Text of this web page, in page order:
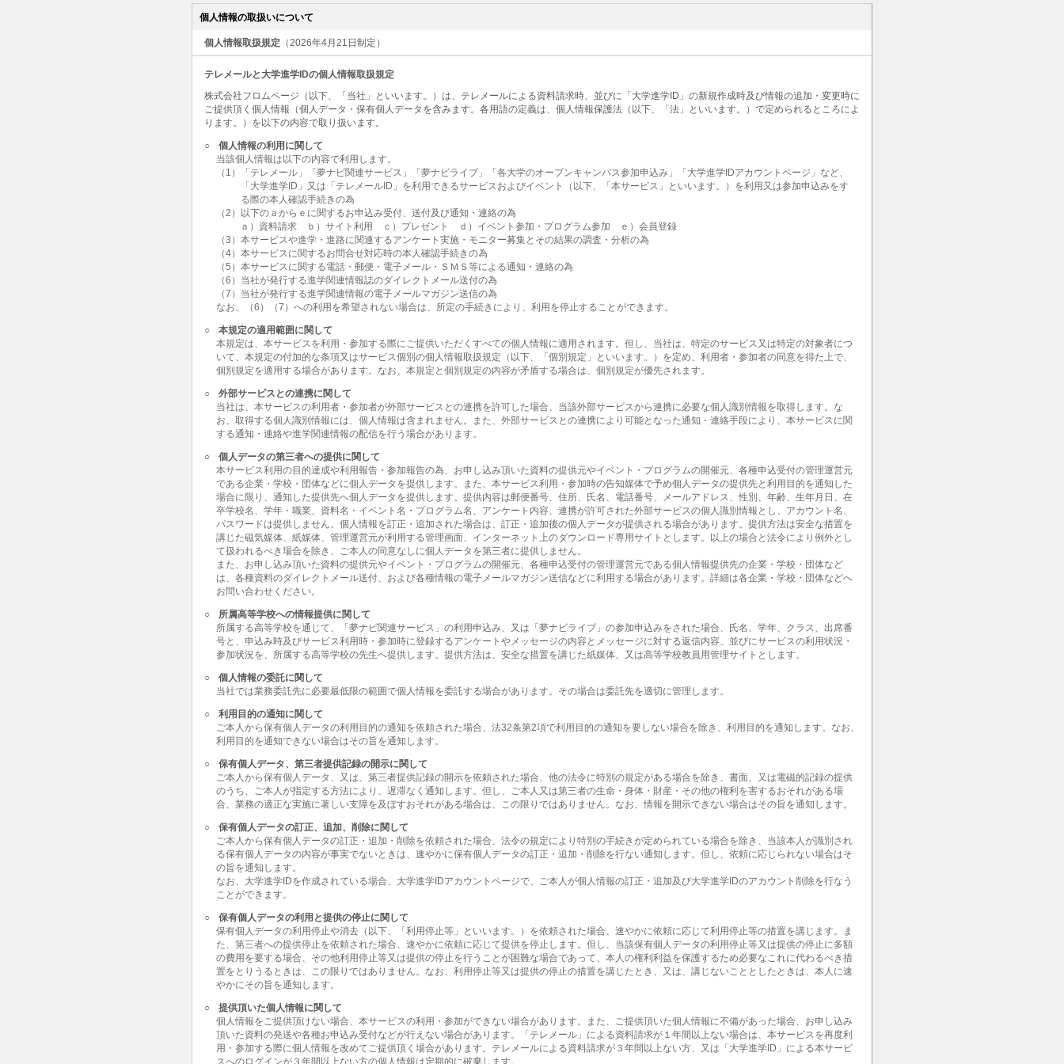
個人情報の取扱いについて
個人情報取扱規定 （2026年4月21日制定）
テレメールと大学進学IDの個人情報取扱規定
株式会社フロムページ（以下、「当社」といいます。）は、テレメールによる資料請求時、並びに「大学進学ID」の新規作成時及び情報の追加・変更時に
ご提供頂く個人情報（個人データ・保有個人データを含みます。各用語の定義は、個人情報保護法（以下、「法」といいます。）で定められるところによ
ります。）を以下の内容で取り扱います。
○
個人情報の利用に関して
当該個人情報は以下の内容で利用します。
（1）「テレメール」「夢ナビ関連サービス」「夢ナビライブ」「各大学のオープンキャンパス参加申込み」「大学進学IDアカウントページ」など、
「大学進学ID」又は「テレメールID」を利用できるサービスおよびイベント（以下、「本サービス」といいます。）を利用又は参加申込みをす
る際の本人確認手続きの為
（2）以下のａからｅに関するお申込み受付、送付及び通知・連絡の為
ａ）資料請求 ｂ）サイト利用 ｃ）プレゼント ｄ）イベント参加・プログラム参加 ｅ）会員登録
（3）本サービスや進学・進路に関連するアンケート実施・モニター募集とその結果の調査・分析の為
（4）本サービスに関するお問合せ対応時の本人確認手続きの為
（5）本サービスに関する電話・郵便・電子メール・ＳＭＳ等による通知・連絡の為
（6）当社が発行する進学関連情報誌のダイレクトメール送付の為
（7）当社が発行する進学関連情報の電子メールマガジン送信の為
なお、（6）（7）への利用を希望されない場合は、所定の手続きにより、利用を停止することができます。
○
本規定の適用範囲に関して
本規定は、本サービスを利用・参加する際にご提供いただくすべての個人情報に適用されます。但し、当社は、特定のサービス又は特定の対象者につ
いて、本規定の付加的な条項又はサービス個別の個人情報取扱規定（以下、「個別規定」といいます。）を定め、利用者・参加者の同意を得た上で、
個別規定を適用する場合があります。なお、本規定と個別規定の内容が矛盾する場合は、個別規定が優先されます。
○
外部サービスとの連携に関して
当社は、本サービスの利用者・参加者が外部サービスとの連携を許可した場合、当該外部サービスから連携に必要な個人識別情報を取得します。な
お、取得する個人識別情報には、個人情報は含まれません。また、外部サービスとの連携により可能となった通知・連絡手段により、本サービスに関
する通知・連絡や進学関連情報の配信を行う場合があります。
○
個人データの第三者への提供に関して
本サービス利用の目的達成や利用報告・参加報告の為、お申し込み頂いた資料の提供元やイベント・プログラムの開催元、各種申込受付の管理運営元
である企業・学校・団体などに個人データを提供します。また、本サービス利用・参加時の告知媒体で予め個人データの提供先と利用目的を通知した
場合に限り、通知した提供先へ個人データを提供します。提供内容は郵便番号、住所、氏名、電話番号、メールアドレス、性別、年齢、生年月日、在
卒学校名、学年・職業、資料名・イベント名・プログラム名、アンケート内容、連携が許可された外部サービスの個人識別情報とし、アカウント名、
パスワードは提供しません。個人情報を訂正・追加された場合は、訂正・追加後の個人データが提供される場合があります。提供方法は安全な措置を
講じた磁気媒体、紙媒体、管理運営元が利用する管理画面、インターネット上のダウンロード専用サイトとします。以上の場合と法令により例外とし
て扱われるべき場合を除き、ご本人の同意なしに個人データを第三者に提供しません。
また、お申し込み頂いた資料の提供元やイベント・プログラムの開催元、各種申込受付の管理運営元である個人情報提供先の企業・学校・団体など
は、各種資料のダイレクトメール送付、および各種情報の電子メールマガジン送信などに利用する場合があります。詳細は各企業・学校・団体などへ
お問い合わせください。
○
所属高等学校への情報提供に関して
所属する高等学校を通じて、「夢ナビ関連サービス」の利用申込み、又は「夢ナビライブ」の参加申込みをされた場合、氏名、学年、クラス、出席番
号と、申込み時及びサービス利用時・参加時に登録するアンケートやメッセージの内容とメッセージに対する返信内容、並びにサービスの利用状況・
参加状況を、所属する高等学校の先生へ提供します。提供方法は、安全な措置を講じた紙媒体、又は高等学校教員用管理サイトとします。
○
個人情報の委託に関して
当社では業務委託先に必要最低限の範囲で個人情報を委託する場合があります。その場合は委託先を適切に管理します。
○
利用目的の通知に関して
ご本人から保有個人データの利用目的の通知を依頼された場合、法32条第2項で利用目的の通知を要しない場合を除き、利用目的を通知します。なお、
利用目的を通知できない場合はその旨を通知します。
○
保有個人データ、第三者提供記録の開示に関して
ご本人から保有個人データ、又は、第三者提供記録の開示を依頼された場合、他の法令に特別の規定がある場合を除き、書面、又は電磁的記録の提供
のうち、ご本人が指定する方法により、遅滞なく通知します。但し、ご本人又は第三者の生命・身体・財産・その他の権利を害するおそれがある場
合、業務の適正な実施に著しい支障を及ぼすおそれがある場合は、この限りではありません。なお、情報を開示できない場合はその旨を通知します。
○
保有個人データの訂正、追加、削除に関して
ご本人から保有個人データの訂正・追加・削除を依頼された場合、法令の規定により特別の手続きが定められている場合を除き、当該本人が識別され
る保有個人データの内容が事実でないときは、速やかに保有個人データの訂正・追加・削除を行ない通知します。但し、依頼に応じられない場合はそ
の旨を通知します。
なお、大学進学IDを作成されている場合、大学進学IDアカウントページで、ご本人が個人情報の訂正・追加及び大学進学IDのアカウント削除を行なう
ことができます。
○
保有個人データの利用と提供の停止に関して
保有個人データの利用停止や消去（以下、「利用停止等」といいます。）を依頼された場合、速やかに依頼に応じて利用停止等の措置を講じます。ま
た、第三者への提供停止を依頼された場合、速やかに依頼に応じて提供を停止します。但し、当該保有個人データの利用停止等又は提供の停止に多額
の費用を要する場合、その他利用停止等又は提供の停止を行うことが困難な場合であって、本人の権利利益を保護するため必要なこれに代わるべき措
置をとりうるときは、この限りではありません。なお、利用停止等又は提供の停止の措置を講じたとき、又は、講じないこととしたときは、本人に速
やかにその旨を通知します。
○
提供頂いた個人情報に関して
個人情報をご提供頂けない場合、本サービスの利用・参加ができない場合があります。また、ご提供頂いた個人情報に不備があった場合、お申し込み
頂いた資料の発送や各種お申込み受付などが行えない場合があります。「テレメール」による資料請求が１年間以上ない場合は、本サービスを再度利
用・参加する際に個人情報を改めてご提供頂く場合があります。テレメールによる資料請求が３年間以上ない方、又は「大学進学ID」による本サービ
スへのログインが３年間以上ない方の個人情報は定期的に破棄します。